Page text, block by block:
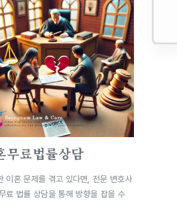
무료법률상담
이혼 문제를 겪고 있다면, 전문 변호사
료 법률 상담을 통해 방향을 잡을 수